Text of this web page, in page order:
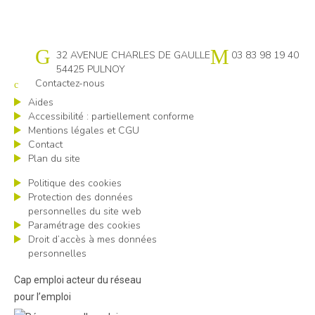
Cap emploi 54
32 AVENUE CHARLES DE GAULLE
54425 PULNOY
03 83 98 19 40
Contactez-nous
Aides
Accessibilité : partiellement conforme
Mentions légales et CGU
Contact
Plan du site
Politique des cookies
Protection des données
personnelles du site web
Paramétrage des cookies
Droit d’accès à mes données
personnelles
Cap emploi acteur du réseau
pour l’emploi